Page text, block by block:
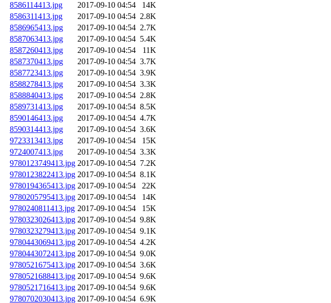
8586114413.jpg
2017-09-10 04:54
14K
8586311413.jpg
2017-09-10 04:54 2.8K
8586965413.jpg
2017-09-10 04:54 2.7K
8587063413.jpg
2017-09-10 04:54 5.4K
8587260413.jpg
2017-09-10 04:54
11K
8587370413.jpg
2017-09-10 04:54 3.7K
8587723413.jpg
2017-09-10 04:54 3.9K
8588278413.jpg
2017-09-10 04:54 3.3K
8588840413.jpg
2017-09-10 04:54 2.8K
8589731413.jpg
2017-09-10 04:54 8.5K
8590146413.jpg
2017-09-10 04:54 4.7K
8590314413.jpg
2017-09-10 04:54 3.6K
9723313413.jpg
2017-09-10 04:54
15K
9724007413.jpg
2017-09-10 04:54 3.3K
9780123749413.jpg 2017-09-10 04:54 7.2K
9780123822413.jpg 2017-09-10 04:54 8.1K
9780194365413.jpg 2017-09-10 04:54
22K
9780205795413.jpg 2017-09-10 04:54
14K
9780240811413.jpg 2017-09-10 04:54
15K
9780323026413.jpg 2017-09-10 04:54 9.8K
9780323279413.jpg 2017-09-10 04:54 9.1K
9780443069413.jpg 2017-09-10 04:54 4.2K
9780443072413.jpg 2017-09-10 04:54 9.0K
9780521675413.jpg 2017-09-10 04:54 3.6K
9780521688413.jpg 2017-09-10 04:54 9.6K
9780521716413.jpg 2017-09-10 04:54 9.6K
9780702030413.jpg 2017-09-10 04:54 6.9K